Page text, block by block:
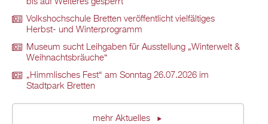
bis auf Weiteres gesperrt
Volkshochschule Bretten veröffentlicht vielfältiges
Herbst- und Winterprogramm
Museum sucht Leihgaben für Ausstellung „Winterwelt &
Weihnachtsbräuche“
„Himmlisches Fest“ am Sonntag 26.07.2026 im
Stadtpark Bretten
mehr Aktuelles